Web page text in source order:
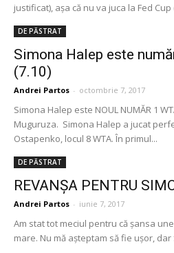
justificat), așa că nu va juca la Fed
DE PĂSTRAT
Simona Halep este
(7.10)
Andrei Partos - octombrie 7, 2017
Simona Halep este NOUL NUMĂR 1
Muguruza. Simona Halep a jucat
Ostapenko, locul 8 WTA. În primul...
DE PĂSTRAT
REVANȘA PENTRU
Andrei Partos - iunie 7, 2017
Am stat tot meciul pentru că șansa
mare. Nu mă așteptam să fie ușor, dar